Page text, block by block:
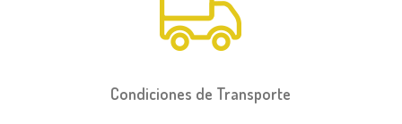
Condiciones de Transporte